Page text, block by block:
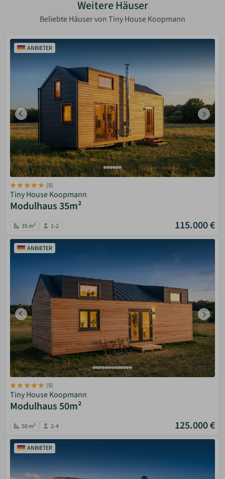
Weitere Häuser
Beliebte Häuser von Tiny House Koopmann
ANBIETER
(5)
Tiny House Koopmann
Modulhaus 35m²
35 m² 1-2 115.000 €
ANBIETER
(5)
Tiny House Koopmann
Modulhaus 50m²
50 m² 2-4 125.000 €
ANBIETER